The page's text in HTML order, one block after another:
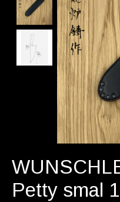
Petty smal